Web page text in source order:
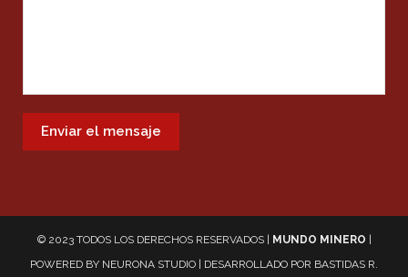
© 2023 TODOS LOS DERECHOS RESERVADOS | MUNDO MINERO
POWERED BY NEURONA STUDIO | DESARROLLADO POR BASTIDAS R.